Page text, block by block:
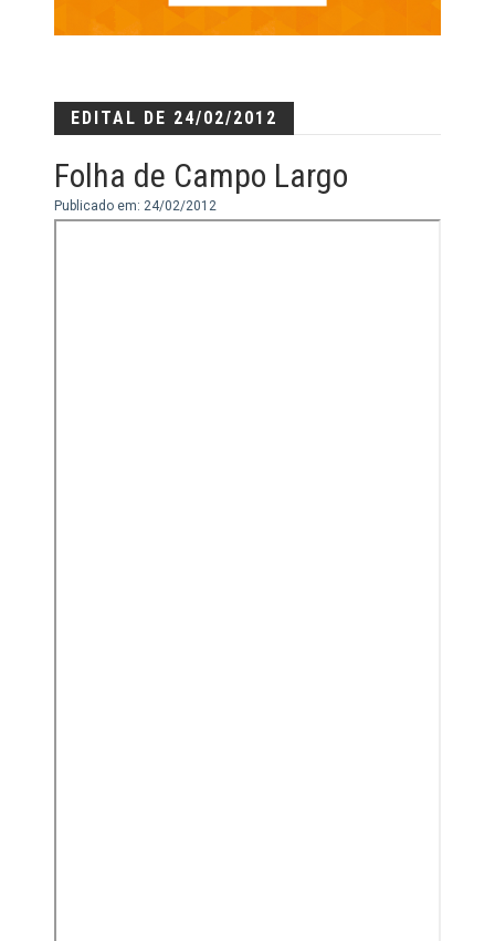
EDITAL DE 24/02/2012
Folha de Campo Largo
Publicado em: 24/02/2012